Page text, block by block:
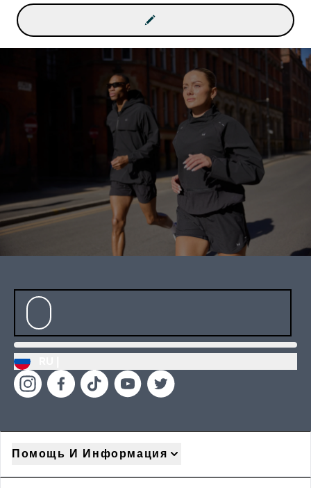
Помощь И Информация